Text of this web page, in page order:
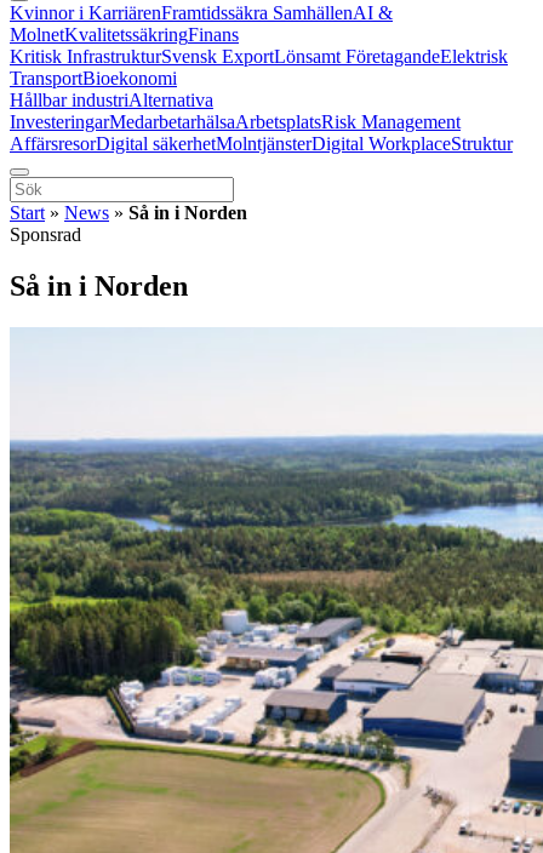
Kvinnor i KarriärenFramtidssäkra SamhällenAI &
MolnetKvalitetssäkringFinans
Kritisk InfrastrukturSvensk ExportLönsamt FöretagandeElektrisk
TransportBioekonomi
Hållbar industriAlternativa
InvesteringarMedarbetarhälsaArbetsplatsRisk Management
AffärsresorDigital säkerhetMolntjänsterDigital WorkplaceStruktur
Start » News » Så in i Norden
Sponsrad
Så in i Norden